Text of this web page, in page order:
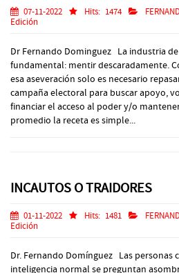
07-11-2022 Hits: 1474
Edición
Dr Fernando Dominguez La industria
fundamental: mentir descaradamente.
esa aseveración solo es necesario
campaña electoral para buscar apoyo,
financiar el acceso al poder y/o
promedio la receta es simple...
INCAUTOS O TRAIDORES
01-11-2022 Hits: 1481
Edición
Dr. Fernando Domínguez Las personas
inteligencia normal se preguntan